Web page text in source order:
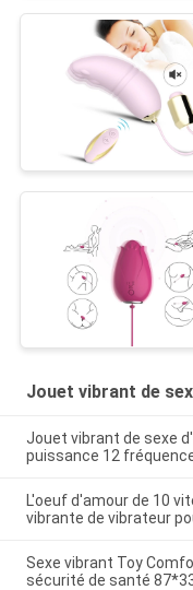
Jouet vibrant de
Jouet vibrant de sexe
puissance 12
L'oeuf d'amour de 10
vibrante de vibrateur
Sexe vibrant Toy
sécurité de santé